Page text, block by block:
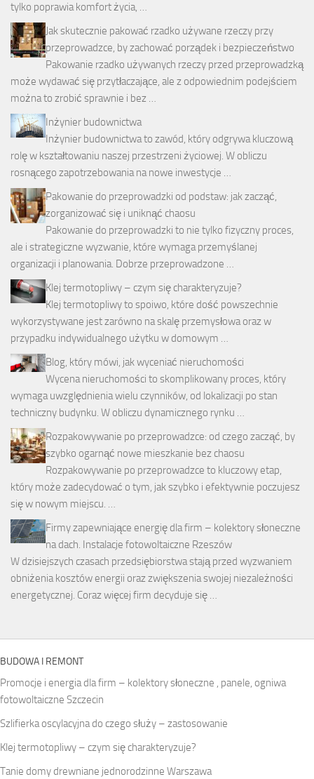
tylko poprawia komfort życia, …
Jak skutecznie pakować rzadko używane rzeczy przy
przeprowadzce, by zachować porządek i bezpieczeństwo
Pakowanie rzadko używanych rzeczy przed przeprowadzką
może wydawać się przytłaczające, ale z odpowiednim podejściem
można to zrobić sprawnie i bez …
Inżynier budownictwa
Inżynier budownictwa to zawód, który odgrywa kluczową
rolę w kształtowaniu naszej przestrzeni życiowej. W obliczu
rosnącego zapotrzebowania na nowe inwestycje …
Pakowanie do przeprowadzki od podstaw: jak zacząć,
zorganizować się i uniknąć chaosu
Pakowanie do przeprowadzki to nie tylko fizyczny proces,
ale i strategiczne wyzwanie, które wymaga przemyślanej
organizacji i planowania. Dobrze przeprowadzone …
Klej termotopliwy – czym się charakteryzuje?
Klej termotopliwy to spoiwo, które dość powszechnie
wykorzystywane jest zarówno na skalę przemysłowa oraz w
przypadku indywidualnego użytku w domowym …
Blog, który mówi, jak wyceniać nieruchomości
Wycena nieruchomości to skomplikowany proces, który
wymaga uwzględnienia wielu czynników, od lokalizacji po stan
techniczny budynku. W obliczu dynamicznego rynku …
Rozpakowywanie po przeprowadzce: od czego zacząć, by
szybko ogarnąć nowe mieszkanie bez chaosu
Rozpakowywanie po przeprowadzce to kluczowy etap,
który może zadecydować o tym, jak szybko i efektywnie poczujesz
się w nowym miejscu. …
Firmy zapewniające energię dla firm – kolektory słoneczne
na dach. Instalacje fotowoltaiczne Rzeszów
W dzisiejszych czasach przedsiębiorstwa stają przed wyzwaniem
obniżenia kosztów energii oraz zwiększenia swojej niezależności
energetycznej. Coraz więcej firm decyduje się …
BUDOWA I REMONT
Promocje i energia dla firm – kolektory słoneczne , panele, ogniwa
fotowoltaiczne Szczecin
Szlifierka oscylacyjna do czego służy – zastosowanie
Klej termotopliwy – czym się charakteryzuje?
Tanie domy drewniane jednorodzinne Warszawa